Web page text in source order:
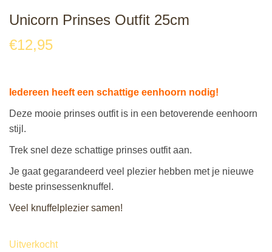
Unicorn Prinses Outfit 25cm
€12,95
Iedereen heeft een schattige eenhoorn nodig!
Deze mooie prinses outfit is in een betoverende eenhoorn
stijl.
Trek snel deze schattige prinses outfit aan.
Je gaat gegarandeerd veel plezier hebben met je nieuwe
beste prinsessenknuffel.
Veel knuffelplezier samen!
Uitverkocht